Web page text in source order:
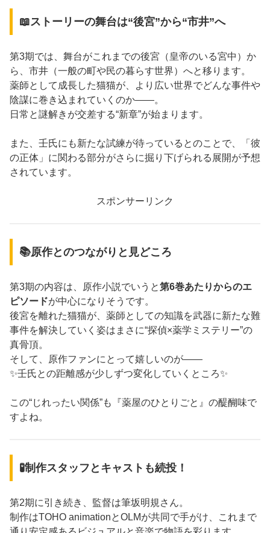
📖ストーリーの舞台は“後宮”から“市井”へ
第3期では、舞台がこれまでの後宮（皇帝のいる宮中）か
ら、市井（一般の町や民の暮らす世界）へと移ります。
薬師として成長した猫猫が、より広い世界でどんな事件や
陰謀に巻き込まれていくのか——。
日常と謎解きが交差する“新章”が始まります。
また、壬氏にも新たな試練が待っているとのことで、「彼
の正体」に関わる部分がさらに掘り下げられる展開が予想
されています。
スポンサーリンク
📚原作とのつながりと見どころ
第3期の内容は、原作小説でいうと第6巻あたりからのエ
ピソードが中心になりそうです。
後宮を離れた猫猫が、薬師としての知識を武器に新たな難
事件を解決していく姿はまさに“探偵×薬学ミステリー”の
真骨頂。
そして、原作ファンにとって嬉しいのが——
✨壬氏との距離感が少しずつ変化していくところ✨
この“じれったい関係”も『薬屋のひとりごと』の醍醐味で
すよね。
🧪制作スタッフとキャストも続投！
第2期に引き続き、監督は筆坂明規さん。
制作はTOHO animationとOLMが共同で手がけ、これまで